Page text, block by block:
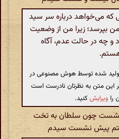
می‌خواهد درباره سر سید
بپرسد؛ زیرا من از وضعیت
و چه در حالت عدم، آگاه
تولید شده توسط هوش مصنوعی در
این متن به نظرتان نادرست است
را ویرایشکنید.
چون سلطان به تخت
پیش نشست سیدم